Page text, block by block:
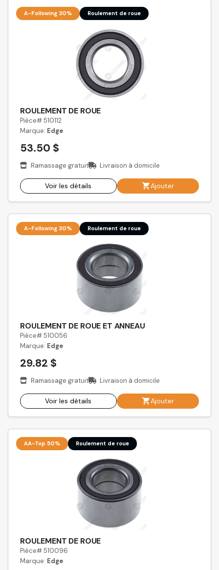
A-Following 30% Roulement de roue
ROULEMENT DE ROUE
Pièce# 510112
Marque: Edge
53.50 $
Ramassage gratuit Livraison à domicile
Voir les détails Ajouter
A-Following 30% Roulement de roue
ROULEMENT DE ROUE ET ANNEAU
Pièce# 510056
Marque: Edge
29.82 $
Ramassage gratuit Livraison à domicile
Voir les détails Ajouter
AA-Top 50% Roulement de roue
ROULEMENT DE ROUE
Pièce# 510096
Marque: Edge